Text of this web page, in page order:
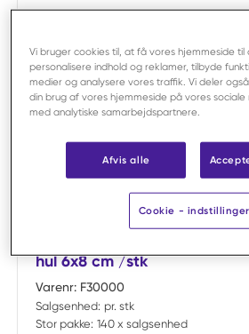
Sammenligne
hul 6x8 cm /stk
Varenr: F30000
Salgsenhed: pr. stk
Stor pakke: 140 x salgsenhed
Vi bruger cookies til, at få vores hjemmeside til
personalisere indhold og reklamer, tilbyde
medier og analysere vores traffik. Vi deler
din brug af vores hjemmeside på vores
med analytiske samarbejdspartnere.
Afvis alle
Cookie - indstillinger